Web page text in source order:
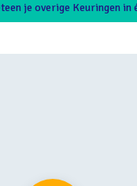
je overige Keuringen in